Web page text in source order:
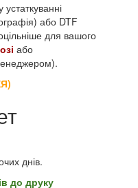
або DTF
для вашого
або
днів.
до друку